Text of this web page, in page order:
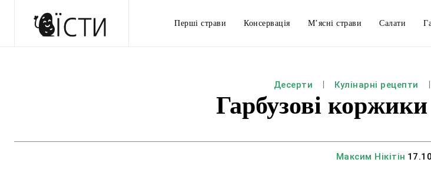
Перші страви Консервація М’ясні страви Салати
Десерти Кулінарні рецепти
Гарбузові
Максим Нікітін